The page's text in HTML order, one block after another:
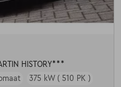
HISTORY***
375 kW ( 510 PK )